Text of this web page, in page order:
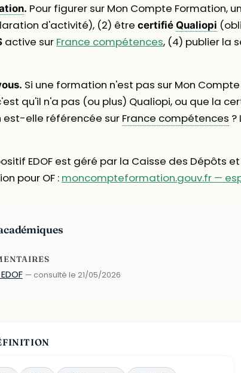
. Pour figurer sur Mon Compte Formation,
d'activité), (2) être certifié Qualiopi
active sur France compétences, (4) publier la
Si une formation n'est pas sur Mon
qu'il n'a pas (ou plus) Qualiopi, ou que la
elle référencée sur France compétences ?
EDOF est géré par la Caisse des Dépôts
pour OF : moncompteformation.gouv.fr —
— consulté le 21/05/2026